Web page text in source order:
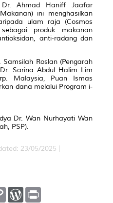
Dr. Ahmad Haniff Jaafar
ini menghasilkan
ulam raja (Cosmos
produk makanan
anti-radang dan
Roslan (Pengarah
Sarina Abdul Halim Lim
Malaysia, Puan Ismas
dana melalui Program i-
Dr. Wan Nurhayati Wan
PSP).
23/05/2025 |
C
W